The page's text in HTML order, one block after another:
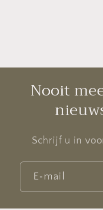
Nooit
Schrijf u in
E‑mail